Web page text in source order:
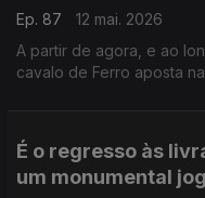
Ep. 87
12 mai. 2026
A partir de agora, e ao
cavalo de Ferro aposta
É o regresso às
um monumental